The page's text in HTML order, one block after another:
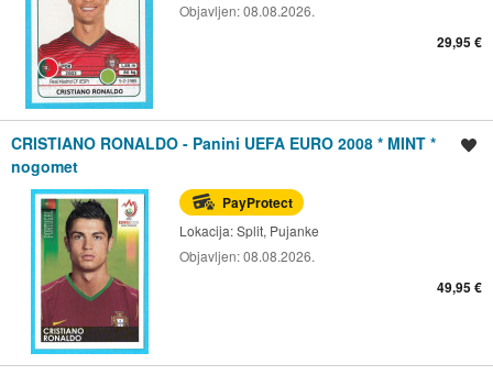
Objavljen:08.08.2026.
29,95 €
CRISTIANO RONALDO - Panini UEFA EURO 2008 * MINT *
nogomet
PayProtect
Lokacija:Split, Pujanke
Objavljen:08.08.2026.
49,95 €